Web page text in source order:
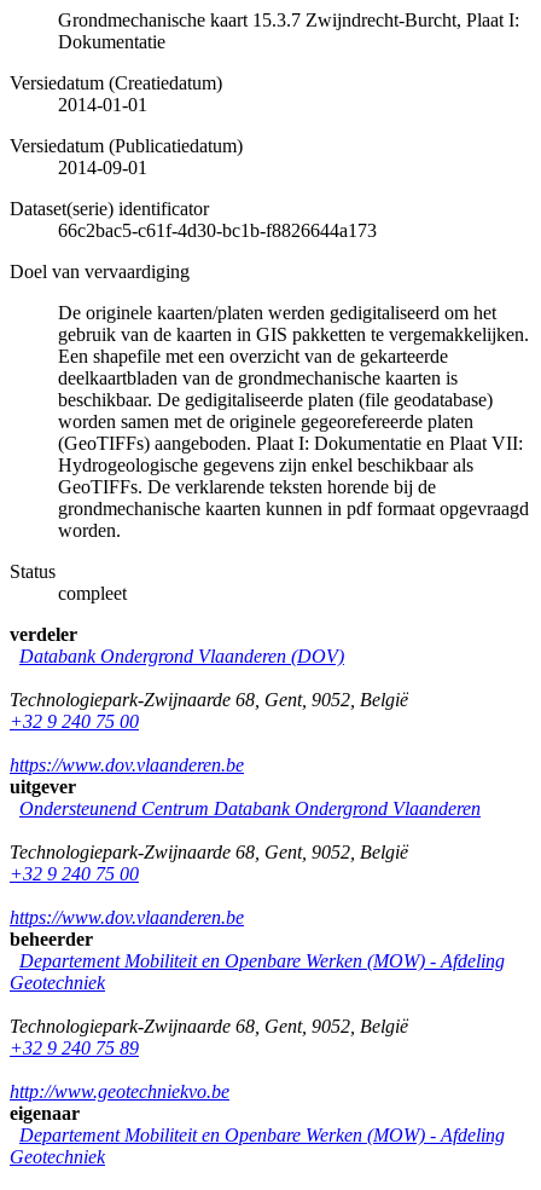
Grondmechanische kaart 15.3.7 Zwijndrecht-Burcht, Plaat I:
Dokumentatie
Versiedatum (Creatiedatum)
2014-01-01
Versiedatum (Publicatiedatum)
2014-09-01
Dataset(serie) identificator
66c2bac5-c61f-4d30-bc1b-f8826644a173
Doel van vervaardiging
De originele kaarten/platen werden gedigitaliseerd om het
gebruik van de kaarten in GIS pakketten te vergemakkelijken.
Een shapefile met een overzicht van de gekarteerde
deelkaartbladen van de grondmechanische kaarten is
beschikbaar. De gedigitaliseerde platen (file geodatabase)
worden samen met de originele gegeorefereerde platen
(GeoTIFFs) aangeboden. Plaat I: Dokumentatie en Plaat VII:
Hydrogeologische gegevens zijn enkel beschikbaar als
GeoTIFFs. De verklarende teksten horende bij de
grondmechanische kaarten kunnen in pdf formaat opgevraagd
worden.
Status
compleet
verdeler
Databank Ondergrond Vlaanderen (DOV)
Technologiepark-Zwijnaarde 68 Gent, 9052 België
+32 9 240 75 00
https://www.dov.vlaanderen.be
uitgever
Ondersteunend Centrum Databank Ondergrond Vlaanderen
Technologiepark-Zwijnaarde 68 Gent, 9052 België
+32 9 240 75 00
https://www.dov.vlaanderen.be
beheerder
Departement Mobiliteit en Openbare Werken (MOW) - Afdeling
Geotechniek
Technologiepark-Zwijnaarde 68 Gent, 9052 België
+32 9 240 75 89
http://www.geotechniekvo.be
eigenaar
Departement Mobiliteit en Openbare Werken (MOW) - Afdeling
Geotechniek